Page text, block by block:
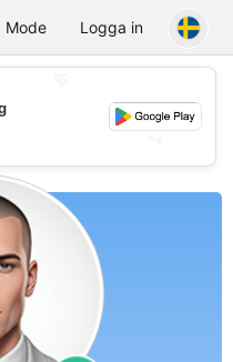
Mode Logga in
💕